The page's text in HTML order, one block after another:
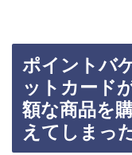
ポイントバ
ットカード
額な商品を
えてしまっ